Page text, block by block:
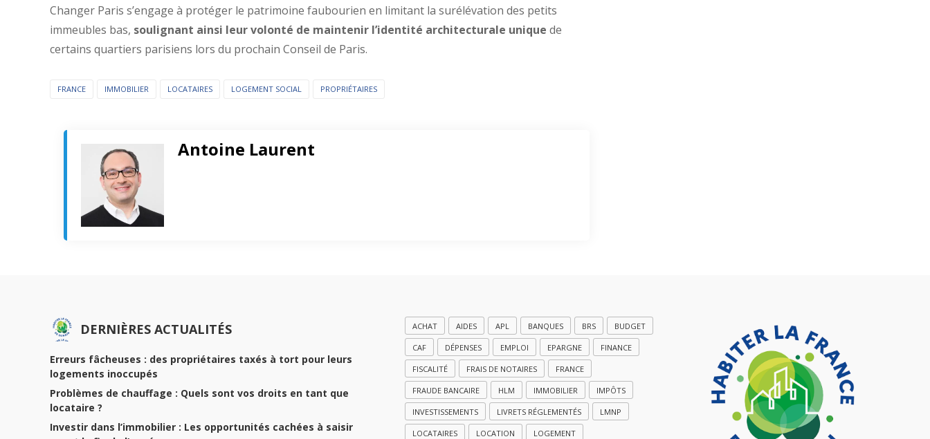
Changer Paris s’engage à protéger le patrimoine faubourien en limitant la surélévation des petits
immeubles bas, soulignant ainsi leur volonté de maintenir l’identité architecturale unique de
certains quartiers parisiens lors du prochain Conseil de Paris.
FRANCE IMMOBILIER LOCATAIRES LOGEMENT SOCIAL PROPRIÉTAIRES
Antoine Laurent
DERNIÈRES ACTUALITÉS
Erreurs fâcheuses : des propriétaires taxés à tort pour leurs
logements inoccupés
Problèmes de chauffage : Quels sont vos droits en tant que
locataire ?
Investir dans l’immobilier : Les opportunités cachées à saisir
ACHAT AIDES APL BANQUES BRS BUDGET
CAF DÉPENSES EMPLOI EPARGNE FINANCE
FISCALITÉ FRAIS DE NOTAIRES FRANCE
FRAUDE BANCAIRE HLM IMMOBILIER IMPÔTS
INVESTISSEMENTS LIVRETS RÉGLEMENTÉS LMNP
LOCATAIRES LOCATION LOGEMENT